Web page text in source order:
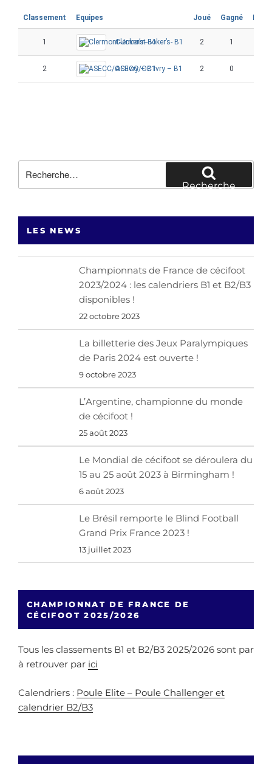
Classement Equipes Joué Gagné
1 Clermont-Joker’s- B1 2 1
2 ASECC/OC Ivry – B1 2 0
pour
Recherche
LES NEWS
Championnats de France de cécifoot
2023/2024 : les calendriers B1 et B2/B3
disponibles !
22 octobre 2023
La billetterie des Jeux Paralympiques
de Paris 2024 est ouverte !
9 octobre 2023
L’Argentine, championne du monde
de cécifoot !
25 août 2023
Le Mondial de cécifoot se déroulera du
15 au 25 août 2023 à Birmingham !
6 août 2023
Le Brésil remporte le Blind Football
Grand Prix France 2023 !
13 juillet 2023
CHAMPIONNAT DE FRANCE DE
CÉCIFOOT 2025/2026
Tous les classements B1 et B2/B3 2025/2026 sont par
à retrouver par ici
Calendriers : Poule Elite – Poule Challenger et
calendrier B2/B3